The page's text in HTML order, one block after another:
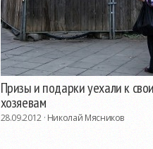
Призы и подарки уехали к
хозяевам
28.09.2012 ·Николай Мясников